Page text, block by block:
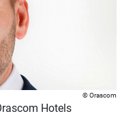
Orascom
Hotels